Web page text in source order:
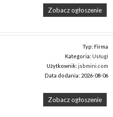
Zobacz ogłoszenie
Typ: Firma
Kategoria: Usługi
Użytkownik:jsbmini.com
Data dodania: 2026-08-06
Zobacz ogłoszenie